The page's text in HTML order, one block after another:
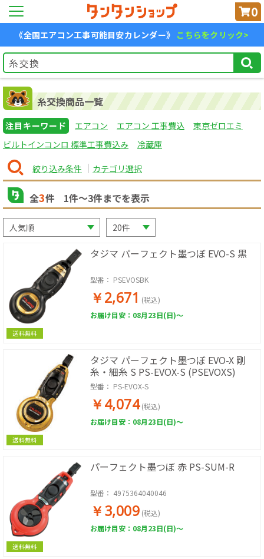
0
《全国エアコン工事可能目安カレンダー》 こちらをクリック>
糸交換商品一覧
注目キーワード エアコン エアコン 工事費込
東京ゼロエミ
ビルトインコンロ 標準工事費込み
冷蔵庫
絞り込み条件 カテゴリ選択
全3件 1件〜3件までを表示
送料無料
タジマ パーフェクト墨つぼ EVO-S 黒
型番： PSEVOSBK
￥2,671 (税込)
お届け目安：08月23日(日)～
送料無料
タジマ パーフェクト墨つぼ EVO-X 剛
糸・細糸 S PS-EVOX-S (PSEVOXS)
型番： PS-EVOX-S
￥4,074 (税込)
お届け目安：08月23日(日)～
送料無料
パーフェクト墨つぼ 赤 PS-SUM-R
型番： 4975364040046
￥3,009 (税込)
お届け目安：08月23日(日)～